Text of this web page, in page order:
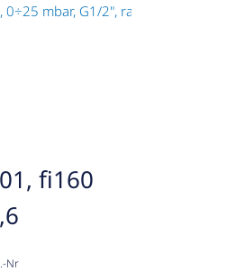
mbar, G1/2", rad, kl. 1,6
fi160
Nr